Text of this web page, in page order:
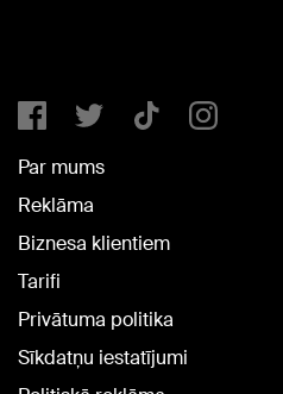
Par mums
Reklāma
Biznesa klientiem
Tarifi
Privātuma politika
Sīkdatņu iestatījumi